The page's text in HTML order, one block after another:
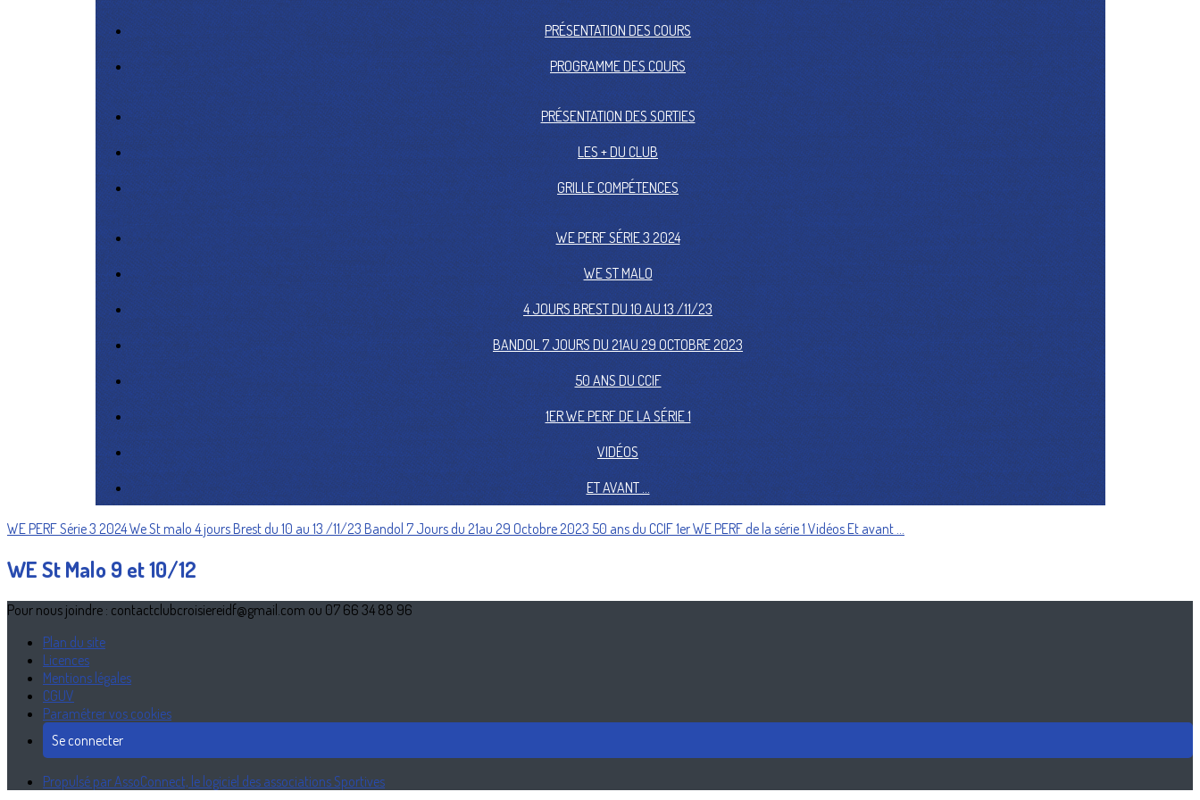
PRÉSENTATION DES COURS
PROGRAMME DES COURS
PRÉSENTATION DES SORTIES
LES + DU CLUB
GRILLE COMPÉTENCES
WE PERF SÉRIE 3 2024
WE ST MALO
4 JOURS BREST DU 10 AU 13 /11/23
BANDOL 7 JOURS DU 21AU 29 OCTOBRE 2023
50 ANS DU CCIF
1ER WE PERF DE LA SÉRIE 1
VIDÉOS
ET AVANT ...
WE PERF Série 3 2024We St malo 4 jours Brest du 10 au 13 /11/23 Bandol 7 Jours du 21au 29 Octobre 2023 50 ans du CCIF1er WE PERF de la série 1 VidéosEt avant ...
WE St Malo 9 et 10/12
Pour nous joindre : contactclubcroisiereidf@gmail.com ou 07 66 34 88 96
Plan du site
Licences
Mentions légales
CGUV
Paramétrer vos cookies
Se connecter
Propulsé par AssoConnect, le logiciel des associations Sportives